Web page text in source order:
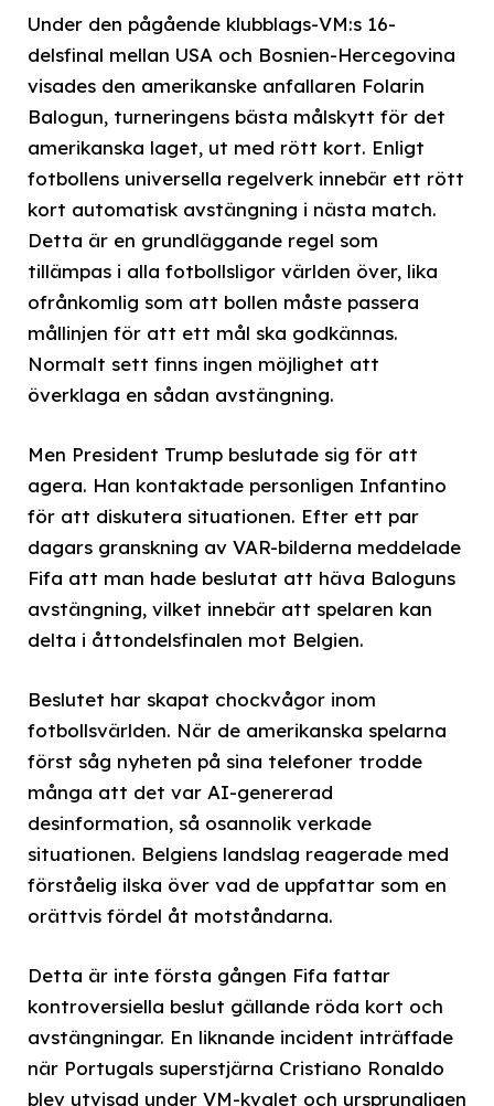
Under den pågående klubblags-VM:s 16-
delsfinal mellan USA och Bosnien-Hercegovina
visades den amerikanske anfallaren Folarin
Balogun, turneringens bästa målskytt för det
amerikanska laget, ut med rött kort. Enligt
fotbollens universella regelverk innebär ett rött
kort automatisk avstängning i nästa match.
Detta är en grundläggande regel som
tillämpas i alla fotbollsligor världen över, lika
ofrånkomlig som att bollen måste passera
mållinjen för att ett mål ska godkännas.
Normalt sett finns ingen möjlighet att
överklaga en sådan avstängning.
Men President Trump beslutade sig för att
agera. Han kontaktade personligen Infantino
för att diskutera situationen. Efter ett par
dagars granskning av VAR-bilderna meddelade
Fifa att man hade beslutat att häva Baloguns
avstängning, vilket innebär att spelaren kan
delta i åttondelsfinalen mot Belgien.
Beslutet har skapat chockvågor inom
fotbollsvärlden. När de amerikanska spelarna
först såg nyheten på sina telefoner trodde
många att det var AI-genererad
desinformation, så osannolik verkade
situationen. Belgiens landslag reagerade med
förståelig ilska över vad de uppfattar som en
orättvis fördel åt motståndarna.
Detta är inte första gången Fifa fattar
kontroversiella beslut gällande röda kort och
avstängningar. En liknande incident inträffade
när Portugals superstjärna Cristiano Ronaldo
blev utvisad under VM-kvalet och ursprungligen